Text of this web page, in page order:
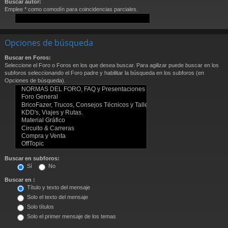
Buscar autor:
Emplee * como comodín para coincidencias parciales.
Opciones de búsqueda
Buscar en Foros:
Seleccione el Foro o Foros en los que desea buscar. Para agilizar puede buscar en los
subforos seleccionando el Foro padre y habilitar la búsqueda en los subforos (en
Opciones de búsqueda).
Buscar en subforos:
Sí
No
Buscar en :
Título y texto del mensaje
Solo el texto del mensaje
Solo títulos
Solo el primer mensaje de los temas